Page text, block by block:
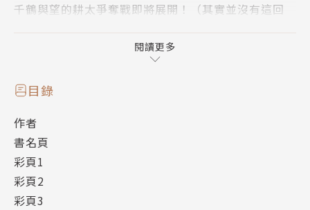
千鶴與望的耕太爭奪戰即將展開！（其實並沒有這回
閱讀更多
目錄
作者
書名頁
彩頁1
彩頁2
彩頁3